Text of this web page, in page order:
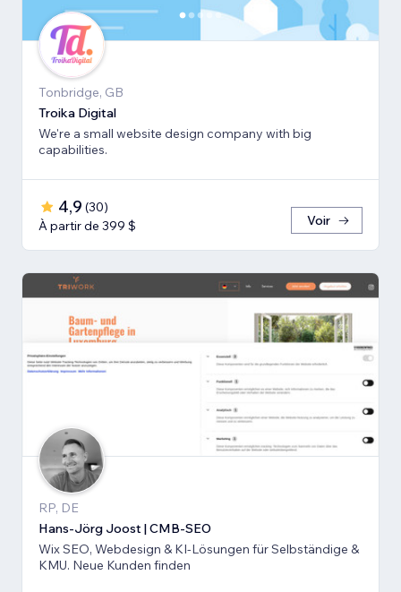
Tonbridge, GB
Troika Digital
We're a small website design company with big
capabilities.
4,9 (30)
À partir de 399 $
Voir
RP, DE
Hans-Jörg Joost | CMB-SEO
Wix SEO, Webdesign & KI-Lösungen für Selbständige &
KMU. Neue Kunden finden